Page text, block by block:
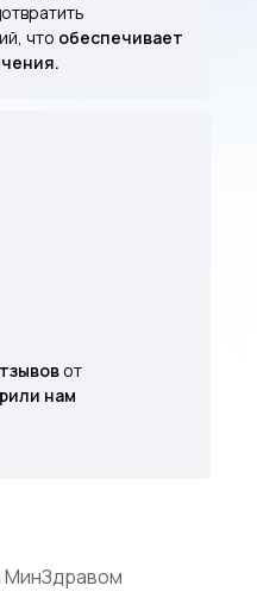
что обеспечивает
от
нам